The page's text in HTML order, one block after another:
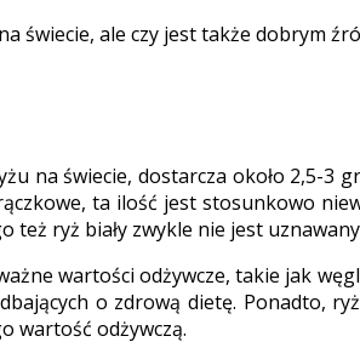
ale czy jest także dobrym
na świecie, dostarcza około 2,5-
ta ilość jest stosunkowo
ryż biały zwykle nie jest
wartości odżywcze, takie jak
o zdrową dietę. Ponadto,
wartość odżywczą.